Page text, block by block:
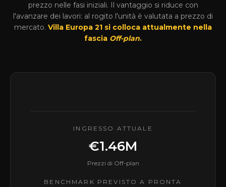
prezzo nelle fasi iniziali. Il vantaggio si riduce con
l'avanzare dei lavori: al rogito l'unità è valutata a prezzo di
mercato. Villa Europa 21 si colloca attualmente nella
fascia Off-plan.
INGRESSO ATTUALE
€1.46M
Prezzi di Off-plan
BENCHMARK PREVISTO A PRONTA